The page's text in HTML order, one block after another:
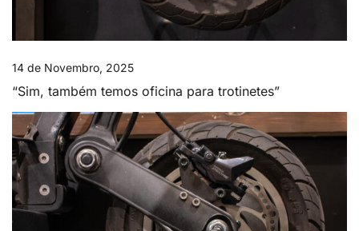
14 de Novembro, 2025
“Sim, também temos oficina para trotinetes”